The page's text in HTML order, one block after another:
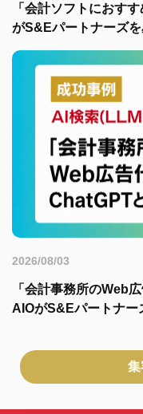
「会計ソフトにおす
がS&Eパートナーズ
2026/08/03
「会計事務所のWeb
AIOがS&Eパートナー
集